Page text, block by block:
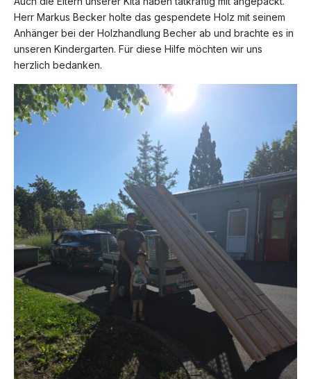
Herr Markus Becker holte das gespendete Holz mit seinem
Anhänger bei der Holzhandlung Becher ab und brachte es in
unseren Kindergarten. Für diese Hilfe möchten wir uns
herzlich bedanken.